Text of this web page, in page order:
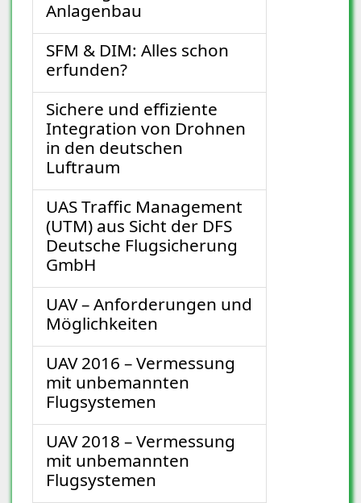
Anlagenbau
SFM & DIM: Alles schon
erfunden?
Sichere und effiziente
Integration von Drohnen
in den deutschen
Luftraum
UAS Traffic Management
(UTM) aus Sicht der DFS
Deutsche Flugsicherung
GmbH
UAV – Anforderungen und
Möglichkeiten
UAV 2016 – Vermessung
mit unbemannten
Flugsystemen
UAV 2018 – Vermessung
mit unbemannten
Flugsystemen